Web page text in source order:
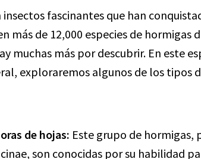
insectos fascinantes que han
más de 12,000 especies de hormigas
muchas más por descubrir. En este
exploraremos algunos de los tipos
de hojas: Este grupo de hormigas,
son conocidas por su habilidad